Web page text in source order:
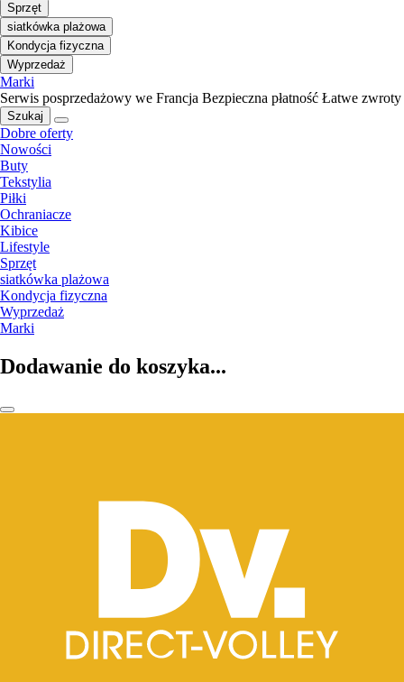
Sprzęt
siatkówka plażowa
Kondycja fizyczna
Wyprzedaż
Marki
Serwis posprzedażowy we Francja Bezpieczna płatność Łatwe zwroty
Szukaj
Dobre oferty
Nowości
Buty
Tekstylia
Piłki
Ochraniacze
Kibice
Lifestyle
Sprzęt
siatkówka plażowa
Kondycja fizyczna
Wyprzedaż
Marki
Dodawanie do koszyka...